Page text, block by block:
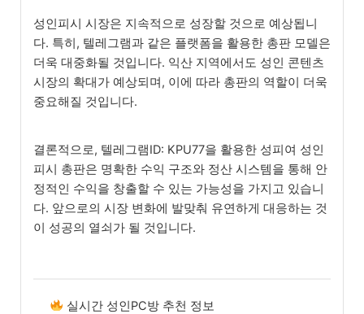
성인피시 시장은 지속적으로 성장할 것으로 예상됩니
다. 특히, 텔레그램과 같은 플랫폼을 활용한 총판 모델은
더욱 대중화될 것입니다. 익산 지역에서도 성인 콘텐츠
시장의 확대가 예상되며, 이에 따라 총판의 역할이 더욱
중요해질 것입니다.
결론적으로, 텔레그램ID: KPU77을 활용한 성피여 성인
피시 총판은 명확한 수익 구조와 정산 시스템을 통해 안
정적인 수익을 창출할 수 있는 가능성을 가지고 있습니
다. 앞으로의 시장 변화에 발맞춰 유연하게 대응하는 것
이 성공의 열쇠가 될 것입니다.
실시간 성인PC방 추천 정보